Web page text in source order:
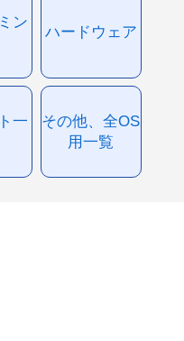
ン
ハードウェア
一
その他、全OS
用一覧